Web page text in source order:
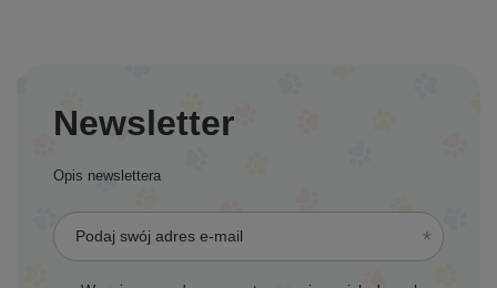
Newsletter
Opis newslettera
Podaj swój adres e-mail